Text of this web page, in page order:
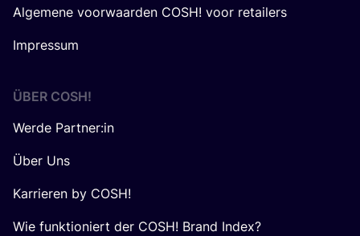
Algemene voorwaarden COSH! voor retailers
Impressum
ÜBER COSH!
Werde Partner:in
Über Uns
Karrieren by COSH!
Wie funktioniert der COSH! Brand Index?